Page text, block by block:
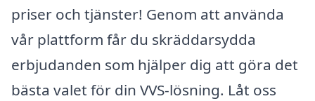
priser och tjänster! Genom att använda
vår plattform får du skräddarsydda
erbjudanden som hjälper dig att göra det
bästa valet för din VVS-lösning. Låt oss